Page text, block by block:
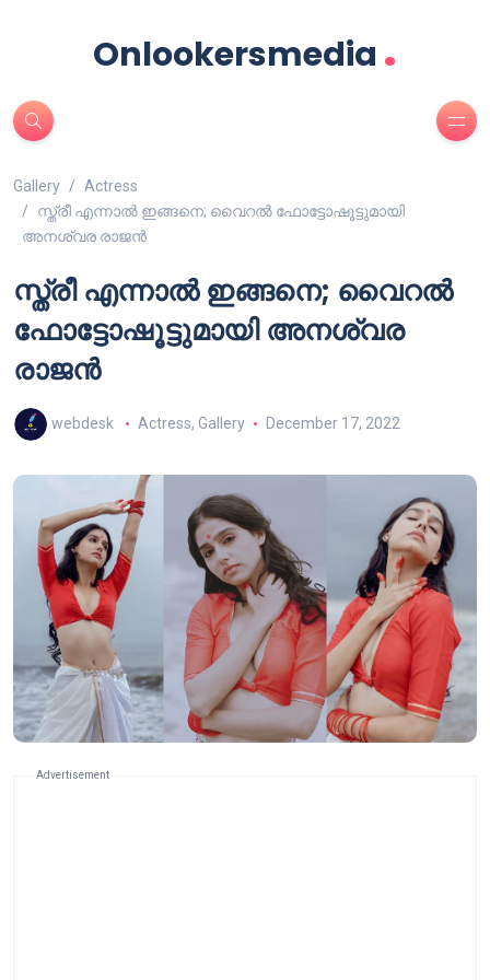
Onlookersmedia .
Gallery
Actress
സ്ത്രീ എന്നാൽ ഇങ്ങനെ; വൈറൽ ഫോട്ടോഷൂട്ടുമായി
അനശ്വര രാജൻ
സ്ത്രീ എന്നാൽ ഇങ്ങനെ; വൈറൽ
ഫോട്ടോഷൂട്ടുമായി അനശ്വര
രാജൻ
webdesk Actress, Gallery December 17, 2022
Advertisement